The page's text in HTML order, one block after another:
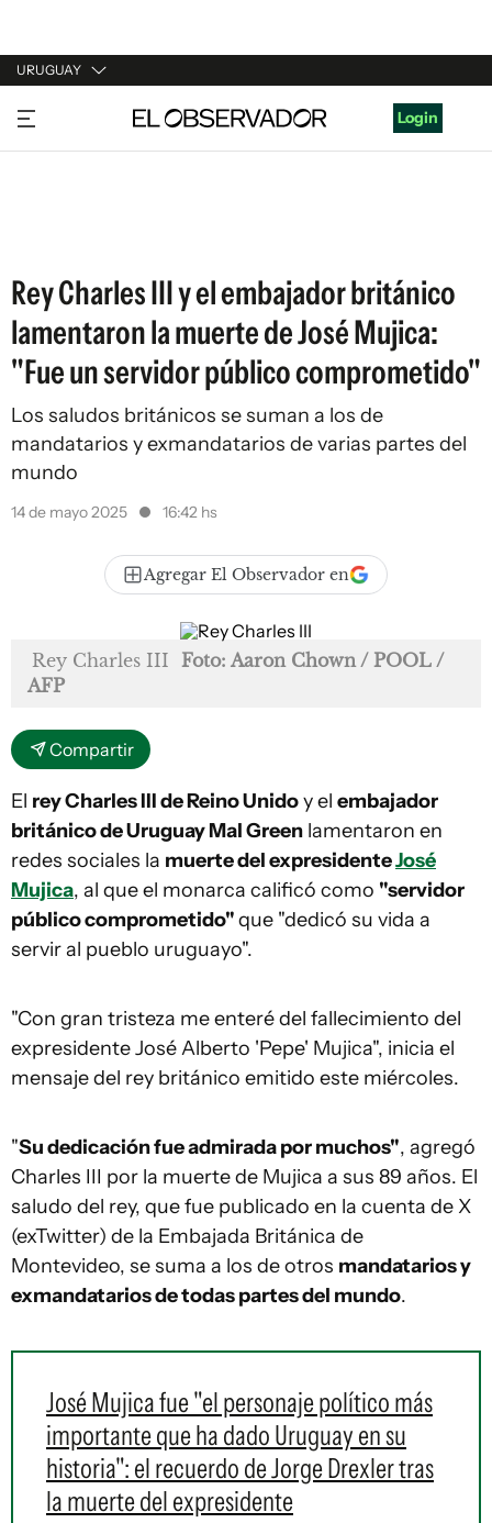
URUGUAY
URUGUAY
ARGENTINA
Login
Rey Charles III y el embajador británico
lamentaron la muerte de José Mujica:
"Fue un servidor público comprometido"
Los saludos británicos se suman a los de
mandatarios y exmandatarios de varias partes del
mundo
14 de mayo 2025 16:42 hs
Agregar El Observador en
Rey Charles III Foto: Aaron Chown / POOL /
AFP
Compartir
El rey Charles III de Reino Unidoy el embajador
británico de Uruguay Mal Green lamentaron en
redes sociales la muerte del expresidenteJosé
Mujica, al que el monarca calificó como "servidor
público comprometido"que "dedicó su vida a
servir al pueblo uruguayo".
"Con gran tristeza me enteré del fallecimiento del
expresidente José Alberto 'Pepe' Mujica", inicia el
mensaje del rey británico emitido este miércoles.
"Su dedicación fue admirada por muchos", agregó
Charles III por la muerte de Mujica a sus 89 años. El
saludo del rey, que fue publicado en la cuenta de X
(exTwitter) de la Embajada Británica de
Montevideo, se suma a los de otros mandatarios y
exmandatarios de todas partes del mundo.
José Mujica fue "el personaje político más
importante que ha dado Uruguay en su
historia": el recuerdo de Jorge Drexler tras
la muerte del expresidente